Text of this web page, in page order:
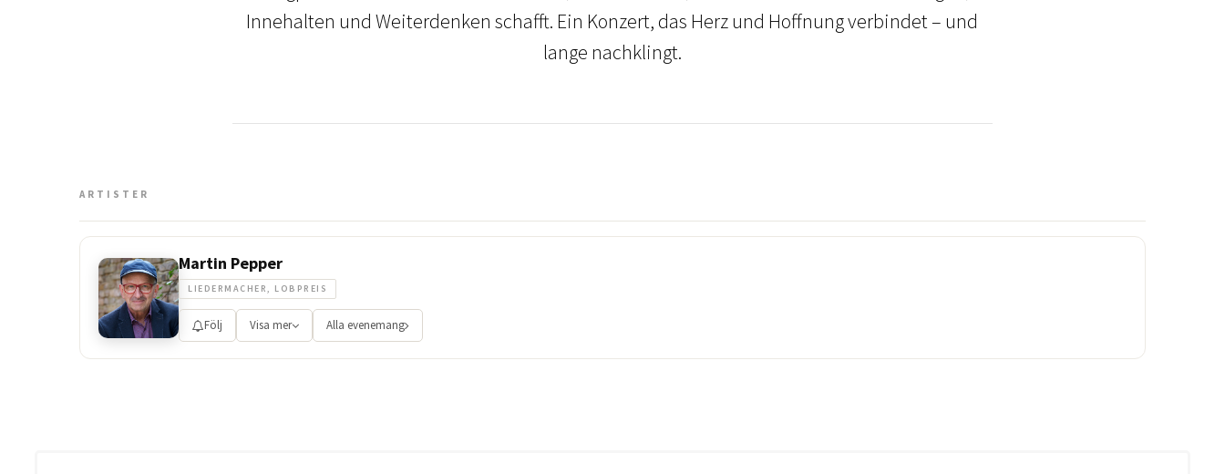
Innehalten und Weiterdenken schafft. Ein Konzert, das Herz und Hoffnung verbindet – und
lange nachklingt.
ARTISTER
Martin Pepper
LIEDERMACHER, LOBPREIS
Följ Visa mer Alla evenemang